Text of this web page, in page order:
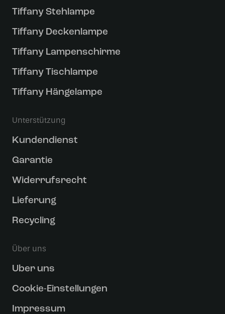
Tiffany Stehlampe
Tiffany Deckenlampe
Tiffany Lampenschirme
Tiffany Tischlampe
Tiffany Hängelampe
Unterstützung
Kundendienst
Garantie
Widerrufsrecht
Lieferung
Recycling
Über uns
Uber uns
Cookie-Einstellungen
Impressum